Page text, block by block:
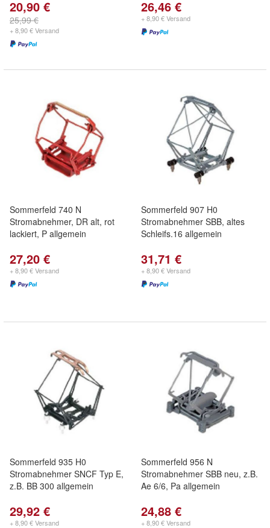
20,90 €
25,99 €
+ 8,90 € Versand
26,46 €
+ 8,90 € Versand
Sommerfeld 740 N
Stromabnehmer, DR alt, rot
lackiert, P allgemein
27,20 €
+ 8,90 € Versand
Sommerfeld 907 H0
Stromabnehmer SBB, altes
Schleifs.16 allgemein
31,71 €
+ 8,90 € Versand
Sommerfeld 935 H0
Stromabnehmer SNCF Typ E,
z.B. BB 300 allgemein
29,92 €
+ 8,90 € Versand
Sommerfeld 956 N
Stromabnehmer SBB neu, z.B.
Ae 6/6, Pa allgemein
24,88 €
+ 8,90 € Versand